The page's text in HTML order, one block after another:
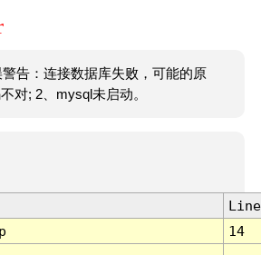
告：连接数据库失败，可能的原
对; 2、mysql未启动。
Line
14